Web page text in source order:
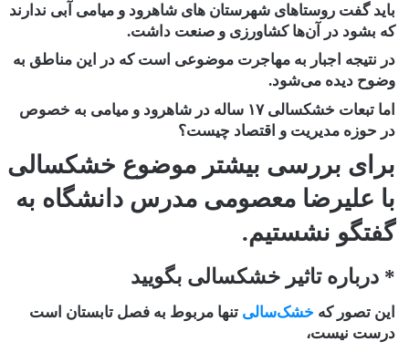
باید گفت روستاهای شهرستان های شاهرود و میامی آبی ندارند
که بشود در آن‌ها کشاورزی و صنعت داشت.
در نتیجه اجبار به مهاجرت موضوعی است که در این مناطق به
وضوح دیده می‌شود.
اما تبعات خشکسالی ۱۷ ساله در شاهرود و میامی به خصوص
در حوزه مدیریت و اقتصاد چیست؟
برای بررسی بیشتر موضوع خشکسالی
با علیرضا معصومی مدرس دانشگاه به
گفتگو نشستیم.
* درباره تاثیر خشکسالی بگویید
این تصور که خشک‌سالی تنها مربوط به فصل تابستان است
درست نیست،